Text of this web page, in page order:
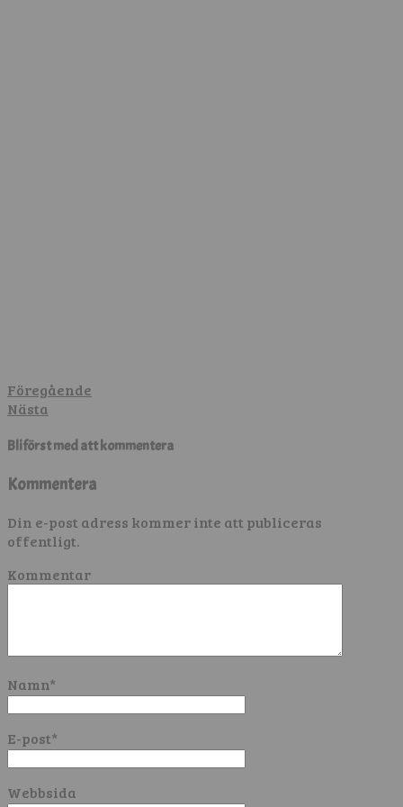
Föregående
Nästa
Bli först med att kommentera
Kommentera
Din e-post adress kommer inte att publiceras
offentligt.
Kommentar
Namn*
E-post*
Webbsida